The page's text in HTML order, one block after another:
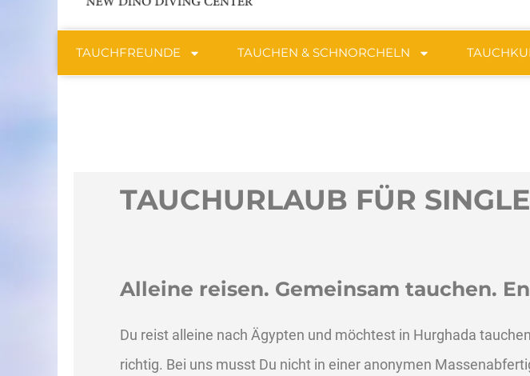
TAUCHFREUNDE TAUCHEN & SCHNORCHELN
TAUCHURLAUB FÜR
Alleine reisen. Gemeinsam tauchen.
Du reist alleine nach Ägypten und möchtest in Hurghada
richtig. Bei uns musst Du nicht in einer anonymen